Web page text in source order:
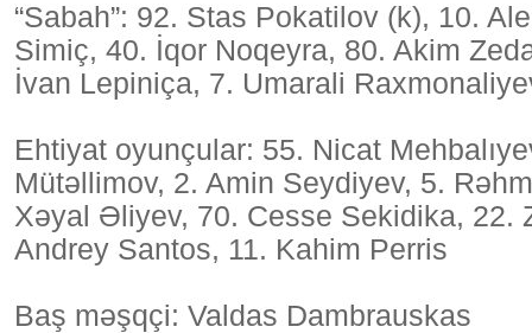
“Sabah”: 92. Stas Pokatilov (k), 10.
Simiç, 40. İqor Noqeyra, 80. Akim
İvan Lepiniça, 7. Umarali
Ehtiyat oyunçular: 55. Nicat
Mütəllimov, 2. Amin Seydiyev, 5.
Xəyal Əliyev, 70. Cesse Sekidika, 22.
Andrey Santos, 11. Kahim Perris
Baş məşqçi: Valdas Dambrauskas